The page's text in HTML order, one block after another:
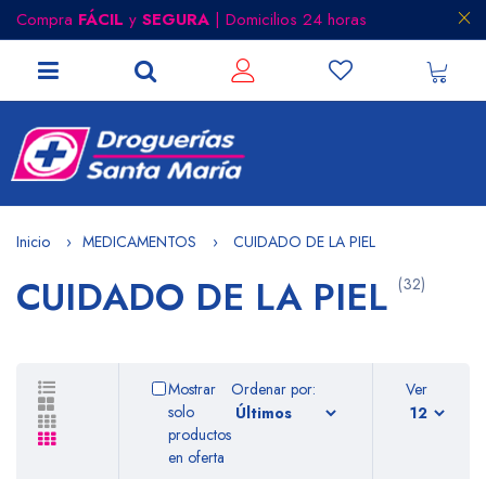
Compra FÁCIL y SEGURA | Domicilios 24 horas
Inicio MEDICAMENTOS CUIDADO DE LA PIEL
CUIDADO DE LA PIEL (32)
Mostrar
solo
productos
en oferta
Ordenar por: Ver